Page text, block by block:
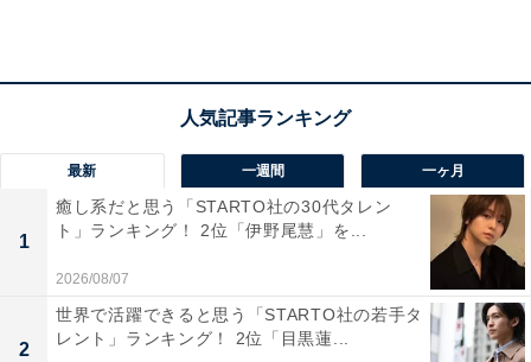
の香りに包まれた日々を想像すると、心がほっとしま
す」（40代女性／滋賀県）、「歴史や文化が身近で、落
ち着いた雰囲気の街。日常生活に必要な施設も揃ってお
り、自然や観光も楽しみながら穏やかに暮らせる」（30
代女性／秋田県）、「落ち着いた雰囲気で魅力的なだか
ら」（20代女性／北海道）といった声が集まりました。
最新 一週間 一ヶ月
1
癒し系だと思う「STARTO社の30代タレン
ト」ランキング！ 2位「伊野尾慧」を...
2026/08/07
2
世界で活躍できると思う「STARTO社の若手タ
レント」ランキング！ 2位「目黒蓮...